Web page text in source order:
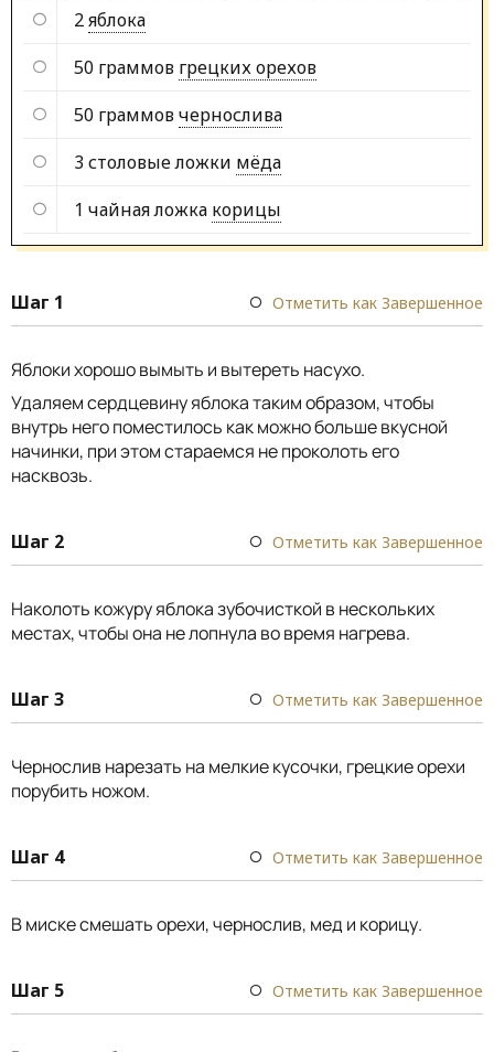
2яблока
50 граммов грецких орехов
50 граммовчернослива
3 столовые ложки мёда
1 чайная ложка корицы
Шаг 1 Отметить как Завершенное
Яблоки хорошо вымыть и вытереть насухо.
Удаляем сердцевину яблока таким образом, чтобы
внутрь него поместилось как можно больше вкусной
начинки, при этом стараемся не проколоть его
насквозь.
Шаг 2 Отметить как Завершенное
Наколоть кожуру яблока зубочисткой в нескольких
местах, чтобы она не лопнула во время нагрева.
Шаг 3 Отметить как Завершенное
Чернослив нарезать на мелкие кусочки, грецкие орехи
порубить ножом.
Шаг 4 Отметить как Завершенное
В миске смешать орехи, чернослив, мед и корицу.
Шаг 5 Отметить как Завершенное